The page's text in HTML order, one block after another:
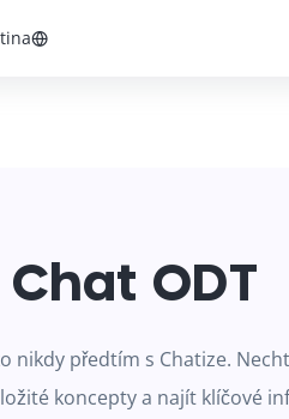
Chat ODT
nikdy předtím s Chatize.
koncepty a najít klíčové